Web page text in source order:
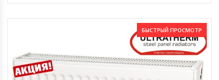
БЫСТРЫЙ ПРОСМОТР